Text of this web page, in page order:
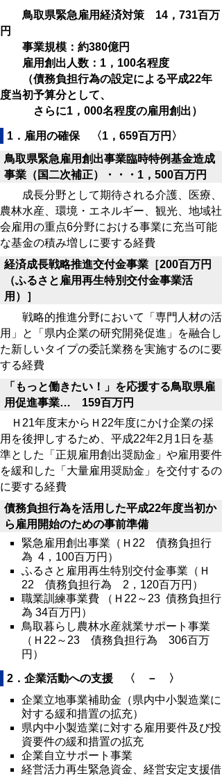
鳥取県緊急雇用経済対策 14，731百万
円
事業規模：約380億円
雇用創出人数：1，100名程度
（債務負担行為の設定による平成22年
度当初予算分として、
さらに1，000名程度の雇用創出）
1．雇用の確保 〈1，659百万円〉
鳥取県緊急雇用創出事業臨時特例基金造成
事業（国二次補正）・・・1，500百万円
成長分野として期待される介護、医療、
農林水産、環境・エネルギー、観光、地域社
会雇用の重点6分野における事業に充当可能
な基金の積み増しに要する経費
経済成長戦略推進交付金事業［200百万円
（ふるさと雇用再生特別交付金事業活
用）］
戦略的推進分野において「専門人材の活
用」と「県内企業の研究開発促進」を融合し
た新しいタイプの委託業務を実施するのに要
する経費
「もっと働きたい！」を応援する鳥取県雇
用促進事業… 159百万円
Ｈ21年度末からＨ22年度にかけ企業の採
用を後押しするため、平成22年2月1日を基
準とした「正規雇用創出奨励金」や雇用要件
を緩和した「大量雇用奨励金」を交付するの
に要する経費
債務負担行為を活用した平成22年度当初か
ら雇用開始のための事前準備
緊急雇用創出事業（Ｈ22 債務負担行
為 4，100百万円）
ふるさと雇用再生特別交付金事業（Ｈ
22 債務負担行為 2，120百万円）
職業訓練事業費 （Ｈ22～23 債務負担行
為 34百万円）
鳥取暮らし農林水産就業サポート事業
（Ｈ22～23 債務負担行為 306百万
円）
2．企業活動への支援 〈 － 〉
企業立地事業補助金（県内中小製造業に
対する緩和措置の拡充）
県内中小製造業に対する雇用要件及び投
資要件の緩和措置の拡充
企業自立サポート事業
経営活力再生緊急資金、経営安定支援借